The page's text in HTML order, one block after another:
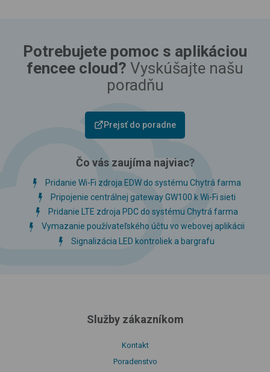
Potrebujete pomoc s aplikáciou
fencee cloud? Vyskúšajte našu
poradňu
Prejsť do poradne
Čo vás zaujíma najviac?
Pridanie Wi-Fi zdroja EDW do systému Chytrá farma
Pripojenie centrálnej gateway GW100 k Wi-Fi sieti
Pridanie LTE zdroja PDC do systému Chytrá farma
Vymazanie používateľského účtu vo webovej aplikácii
Signalizácia LED kontroliek a bargrafu
Služby zákazníkom
Kontakt
Poradenstvo